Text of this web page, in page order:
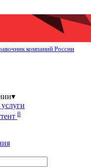
компаний России
▾
β